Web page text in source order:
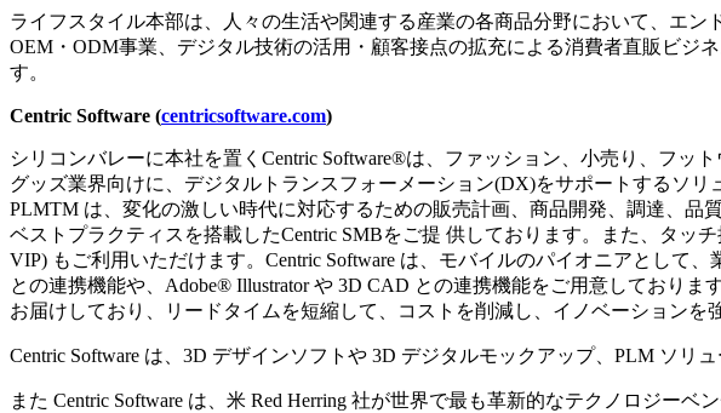
ライフスタイル本部は、人々の生活や関連する産業の各商品分野において、エ
OEM・ODM事業、デジタル技術の活用・顧客接点の拡充による消費者直販ビジ
す。
Centric Software (centricsoftware.com)
シリコンバレーに本社を置くCentric Software®は、ファッション、小売り、フ
グッズ業界向けに、デジタルトランスフォーメーション(DX)をサポートするソ
PLMTM は、変化の激しい時代に対応するための販売計画、商品開発、調達、
ベストプラクティスを搭載したCentric SMBをご提 供しております。また、タッ
VIP) もご利用いただけます。Centric Software は、モバイルのパイオニアとして
との連携機能や、Adobe® Illustrator や 3D CAD との連携機能をご用意しており
お届けしており、リードタイムを短縮して、コストを削減し、イノベーションを
Centric Software は、3D デザインソフトや 3D デジタルモックアップ、PLM ソリ
また Centric Software は、米 Red Herring 社が世界で最も革新的なテクノロジーベ